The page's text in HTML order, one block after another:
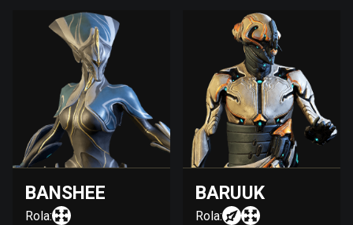
BANSHEE
Rola:
BARUUK
Rola: